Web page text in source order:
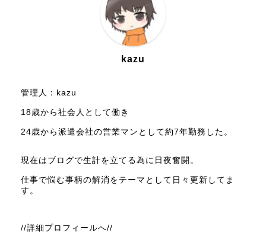
kazu
管理人：kazu
18歳から社会人として働き
24歳から派遣会社の営業マンとして約7年勤務した。
現在はブログで生計を立てる為に日夜奮闘。
仕事で悩む事柄の解消をテーマとして日々更新してま
す。
//詳細プロフィールへ//